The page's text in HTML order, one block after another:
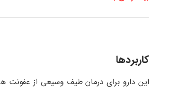
کاربردها
این دارو برای درمان طیف وسیعی از عفونت